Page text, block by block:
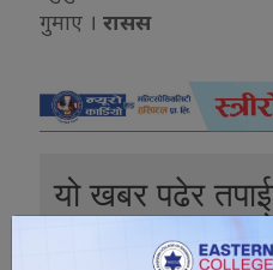
गुमाए । रासस
यो खबर पढेर